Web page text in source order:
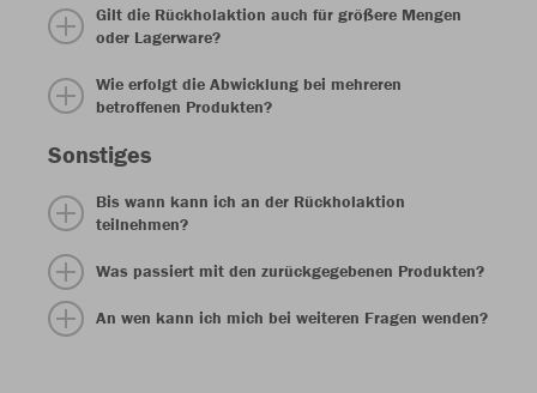
Gilt die Rückholaktion auch für größere Mengen
oder Lagerware?
Wie erfolgt die Abwicklung bei mehreren
betroffenen Produkten?
Sonstiges
Bis wann kann ich an der Rückholaktion
teilnehmen?
Was passiert mit den zurückgegebenen Produkten?
An wen kann ich mich bei weiteren Fragen wenden?